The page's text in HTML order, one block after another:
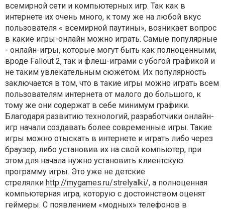
всемирной сети и компьютерных игр. Так как в
интернете их очень много, к тому же на любой вкус
пользователя « всемирной паутины», возникает вопрос
в какие игры-онлайн можно играть. Самые популярные
- онлайн-игры, которые могут быть как полноценными,
вроде Fallout 2, так и флеш-играми с убогой графикой и
не таким увлекательным сюжетом. Их популярность
заключается в том, что в такие игры можно играть всем
пользователям интернета от малого до большого, к
тому же они содержат в себе минимум графики.
Благодаря развитию технологий, разработчики онлайн-
игр начали создавать более современные игры. Такие
игры можно отыскать в интернете и играть либо через
браузер, либо установив их на свой компьютер, при
этом для начала нужно установить клиентскую
программу игры. Это уже не детские
стрелялки http://mygames.ru/strelyalki/, а полноценная
компьютерная игра, которую с достоинством оценят
геймеры. С появлением «модных» телефонов в